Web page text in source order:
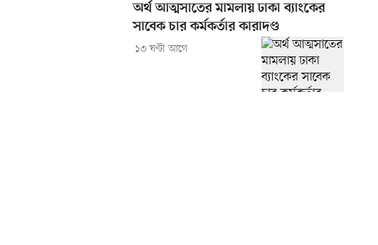
অর্থ আত্মসাতের মামলায় ঢাকা ব্যাংকের
সাবেক চার কর্মকর্তার কারাদণ্ড
১৩ ঘণ্টা আগে